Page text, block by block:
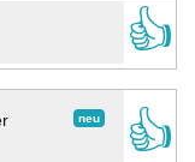
👍
neu
👍